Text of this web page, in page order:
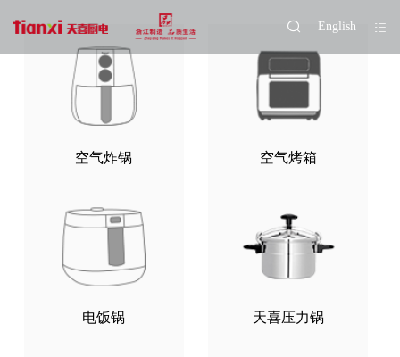
English
空气炸锅 空气烤箱
电饭锅 天喜压力锅